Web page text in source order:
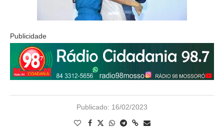
Publicidade
Publicado: 16/02/2023